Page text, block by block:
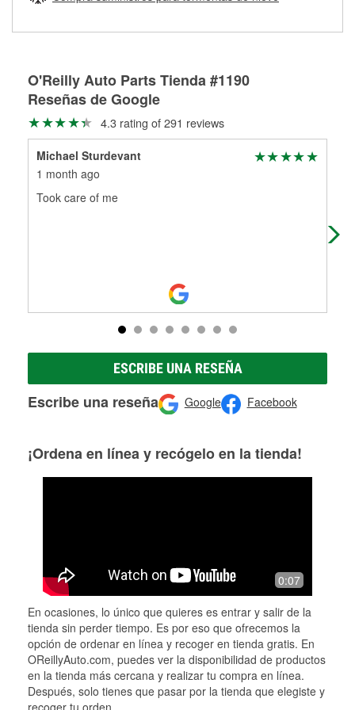
partes de reemplazo correctas para tu reparación.
O'Reilly Auto Parts Tienda #1190
Reseñas de Google
4.3 rating of 291 reviews
Michael Sturdevant
1 month ago
Took care of me
ESCRIBE UNA RESEÑA
Escribe una reseña Google Facebook
¡Ordena en línea y recógelo en la tienda!
0:07
En ocasiones, lo único que quieres es entrar y salir de la
tienda sin perder tiempo. Es por eso que ofrecemos la
opción de ordenar en línea y recoger en tienda gratis. En
OReillyAuto.com, puedes ver la disponibilidad de productos
en la tienda más cercana y realizar tu compra en línea.
Después, solo tienes que pasar por la tienda que elegiste y
recoger tu orden.